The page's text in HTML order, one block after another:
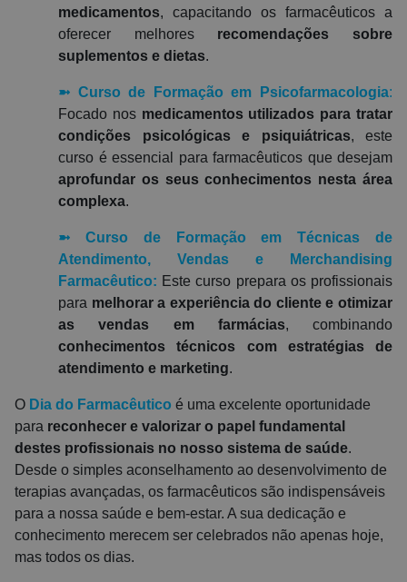
medicamentos, capacitando os farmacêuticos a
oferecer melhores recomendações sobre
suplementos e dietas.
➼ Curso de Formação em Psicofarmacologia:
Focado nos medicamentos utilizados para tratar
condições psicológicas e psiquiátricas, este
curso é essencial para farmacêuticos que desejam
aprofundar os seus conhecimentos nesta área
complexa.
➼ Curso de Formação em Técnicas de
Atendimento, Vendas e Merchandising
Farmacêutico: Este curso prepara os profissionais
para melhorar a experiência do cliente e otimizar
as vendas em farmácias, combinando
conhecimentos técnicos com estratégias de
atendimento e marketing.
O Dia do Farmacêutico é uma excelente oportunidade
para reconhecer e valorizar o papel fundamental
destes profissionais no nosso sistema de saúde.
Desde o simples aconselhamento ao desenvolvimento de
terapias avançadas, os farmacêuticos são indispensáveis
para a nossa saúde e bem-estar. A sua dedicação e
conhecimento merecem ser celebrados não apenas hoje,
mas todos os dias.